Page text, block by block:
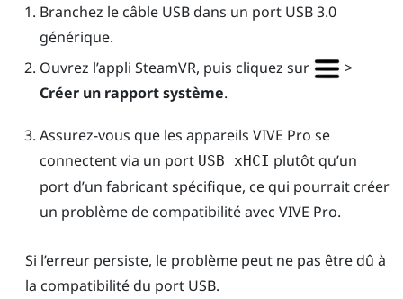
Branchez le câble USB dans un port USB 3.0
générique.
Ouvrez l’appli SteamVR, puis cliquez sur
>
Créer un rapport système.
Assurez-vous que les appareils VIVE Pro se
connectent via un port USB xHCI plutôt qu’un
port d’un fabricant spécifique, ce qui pourrait créer
un problème de compatibilité avec VIVE Pro.
Si l’erreur persiste, le problème peut ne pas être dû à
la compatibilité du port USB.